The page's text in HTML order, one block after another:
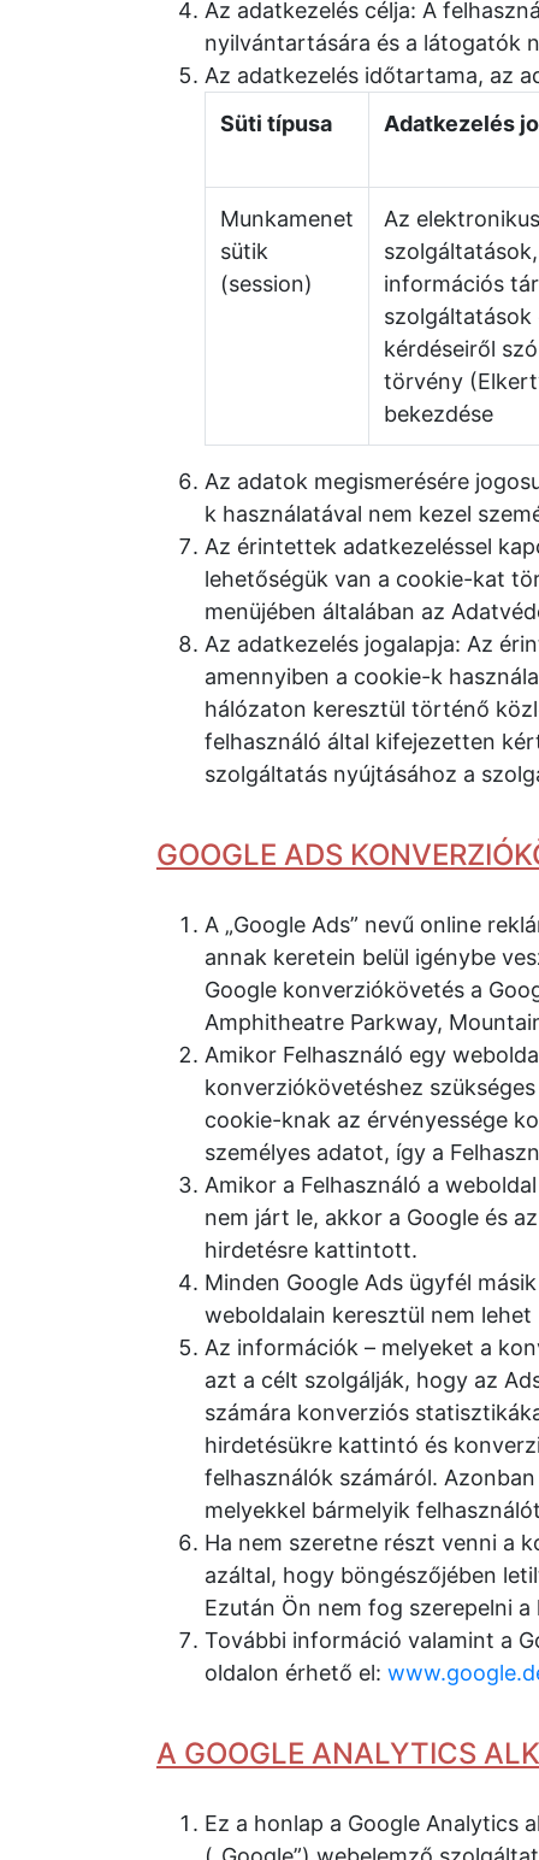
Az adatkezelés célja: A
nyilvántartására és a látogatók
Az adatkezelés időtartama, az
Süti típusa
Adatkezelés
Munkamenet
sütik
(session)
Az
információs
szolgáltatások
kérdéseiről
törvény
bekezdése
Az adatok megismerésére
k használatával nem kezel
Az érintettek adatkezeléssel
lehetőségük van a cookie-kat
menüjében általában az
Az adatkezelés jogalapja: Az
amennyiben a cookie-k
hálózaton keresztül történő
felhasználó által kifejezetten
szolgáltatás nyújtásához a
GOOGLE ADS
A „Google Ads” nevű online
annak keretein belül igénybe
Google konverziókövetés a
Amphitheatre Parkway,
Amikor Felhasználó egy
konverziókövetéshez
cookie-knak az érvényessége
személyes adatot, így a
Amikor a Felhasználó a
nem járt le, akkor a Google és
hirdetésre kattintott.
Minden Google Ads ügyfél
weboldalain keresztül nem
Az információk – melyeket a
azt a célt szolgálják, hogy az
számára konverziós
hirdetésükre kattintó és
felhasználók számáról.
melyekkel bármelyik
Ha nem szeretne részt venni a
azáltal, hogy böngészőjében
Ezután Ön nem fog szerepelni
További információ valamint a
oldalon érhető el:
A GOOGLE ANALYTICS
Ez a honlap a Google Analytics